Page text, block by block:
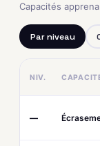
Capacités
Par niveau
NIV.
—